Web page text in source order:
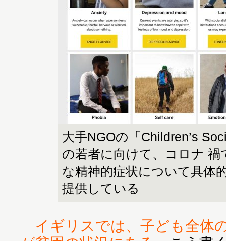
大手NGOの「Children’s
の若者に向けて、コロナ
な精神的症状について具体
提供している
イギリスでは、子ども全体